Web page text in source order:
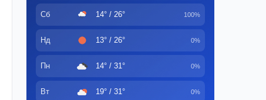
Сб 14° / 26° 100%
Нд 13° / 26° 0%
Пн 14° / 31° 0%
Вт 19° / 31° 0%